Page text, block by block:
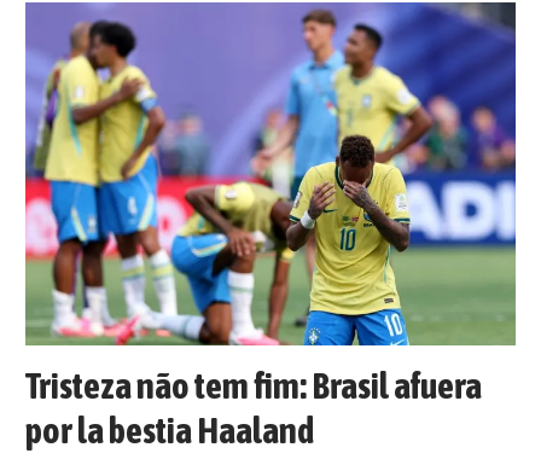
Tristeza não tem fim: Brasil afuera
por la bestia Haaland